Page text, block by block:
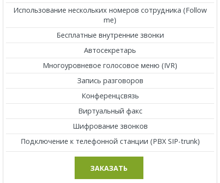
Использование нескольких номеров сотрудника (Follow
me)
Бесплатные внутренние звонки
Автосекретарь
Многоуровневое голосовое меню (IVR)
Запись разговоров
Конференцсвязь
Виртуальный факс
Шифрование звонков
Подключение к телефонной станции (PBX SIP-trunk)
ЗАКАЗАТЬ